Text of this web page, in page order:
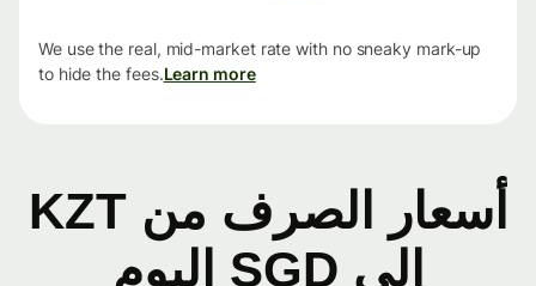
We use the real, mid-market rate with no sneaky mark-up
to hide the fees.Learn more
أسعار الصرف من KZT
إلى SGD اليوم